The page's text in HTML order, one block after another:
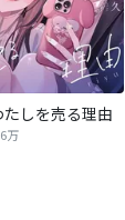
しを売る理由
万